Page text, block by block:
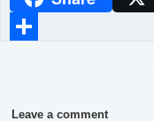
Leave a comment